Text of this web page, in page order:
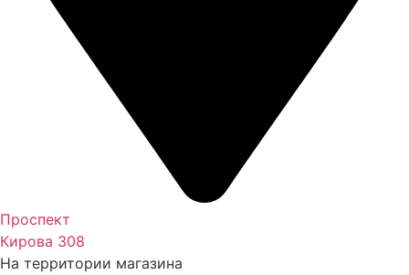
Проспект
Кирова 308
На территории магазина